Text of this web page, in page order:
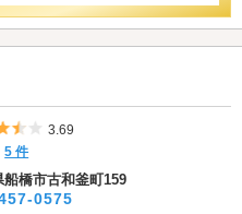
5つ星のうち3.5
3.69
5 件
船橋市古和釜町159
0575